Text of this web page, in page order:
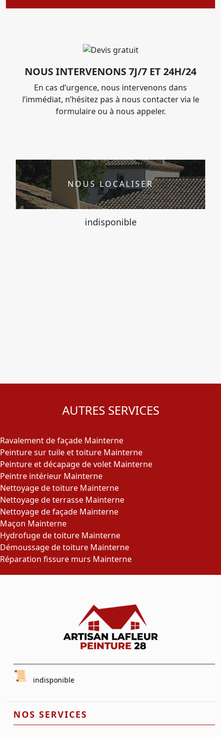
NOUS INTERVENONS 7J/7 ET 24H/24
En cas d’urgence, nous intervenons dans
l’immédiat, n’hésitez pas à nous contacter via le
formulaire ou à nous appeler.
NOUS LOCALISER
indisponible
AUTRES SERVICES
Ravalement de façade Mainterne
Peinture sur tuile et toiture Mainterne
Peinture et décapage de volet Mainterne
Peintre intérieur Mainterne
Nettoyage de toiture Mainterne
Nettoyage de terrasse Mainterne
Nettoyage de façade Mainterne
Maçon Mainterne
Hydrofuge de toiture Mainterne
Démoussage de toiture Mainterne
Réparation fissure murs Mainterne
indisponible
NOS SERVICES